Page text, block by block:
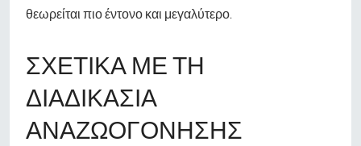
θεωρείται πιο έντονο και μεγαλύτερο.
ΣΧΕΤΙΚΆ ΜΕ ΤΗ
ΔΙΑΔΙΚΑΣΊΑ
ΑΝΑΖΩΟΓΌΝΗΣΗΣ